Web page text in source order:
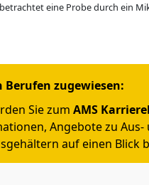
eine Probe durch ein
Berufen zugewiesen:
Sie zum AMS
Angebote zu
auf einen Blick